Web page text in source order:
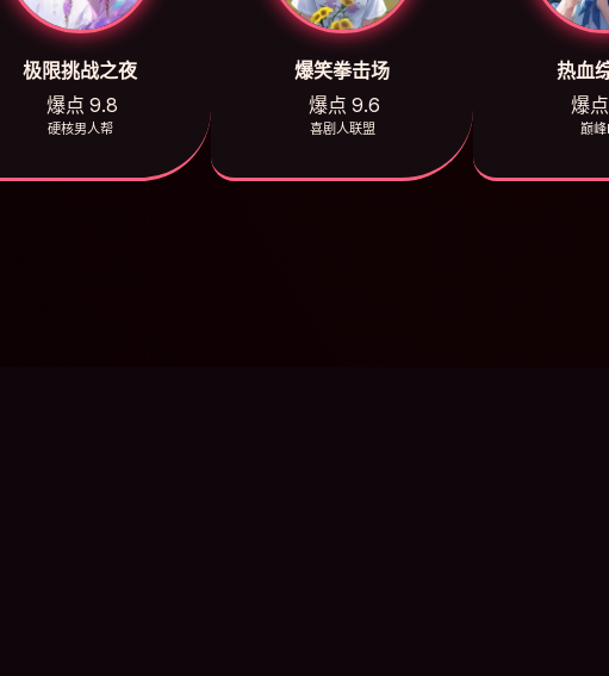
极限挑战之夜
爆点 9.8
硬核男人帮
爆笑拳击场
爆点 9.6
喜剧人联盟
热血
爆
巅